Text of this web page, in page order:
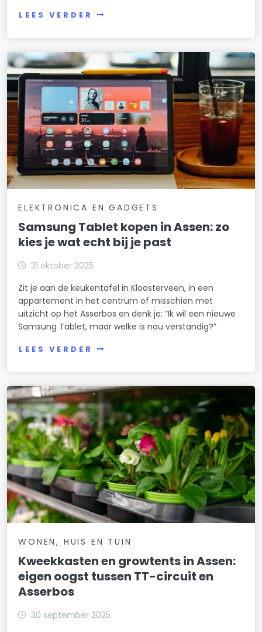
LEES VERDER
ELEKTRONICA EN GADGETS
Samsung Tablet kopen in Assen: zo
kies je wat echt bij je past
31 oktober 2025
Zit je aan de keukentafel in Kloosterveen, in een
appartement in het centrum of misschien met
uitzicht op het Asserbos en denk je: “Ik wil een nieuwe
Samsung Tablet, maar welke is nou verstandig?”
LEES VERDER
WONEN, HUIS EN TUIN
Kweekkasten en growtents in Assen:
eigen oogst tussen TT-circuit en
Asserbos
30 september 2025